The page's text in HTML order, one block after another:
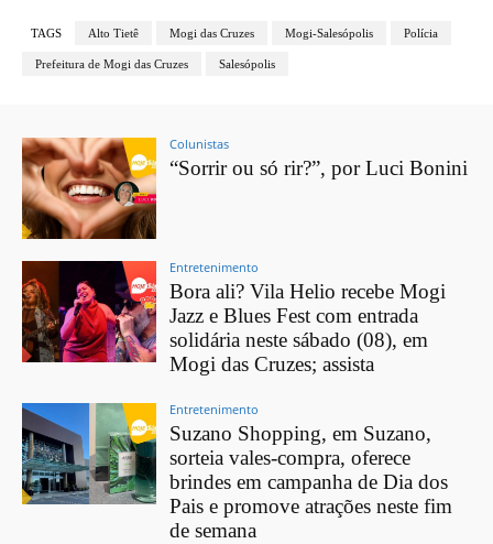
TAGS Alto Tietê Mogi das Cruzes Mogi-Salesópolis Polícia
Prefeitura de Mogi das Cruzes Salesópolis
Colunistas
“Sorrir ou só rir?”, por Luci Bonini
Entretenimento
Bora ali? Vila Helio recebe Mogi
Jazz e Blues Fest com entrada
solidária neste sábado (08), em
Mogi das Cruzes; assista
Entretenimento
Suzano Shopping, em Suzano,
sorteia vales-compra, oferece
brindes em campanha de Dia dos
Pais e promove atrações neste fim
de semana